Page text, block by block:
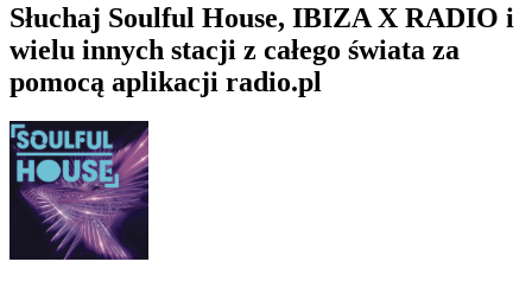
Słuchaj Soulful House, IBIZA X RADIO i
wielu innych stacji z całego świata za
pomocą aplikacji radio.pl